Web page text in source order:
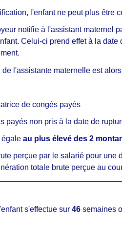
l'enfant ne peut plus être
notifie à l'assistant maternel
Celui-ci prend effet à la
de l'assistante maternelle est
de congés payés
payés non pris à la date de
égaleau plus élevé des 2
perçue par le salarié pour
totale brute perçue au
s'effectue sur46 semaines